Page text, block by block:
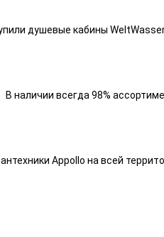
душевые кабины
всегда 98%
Appollo на всей